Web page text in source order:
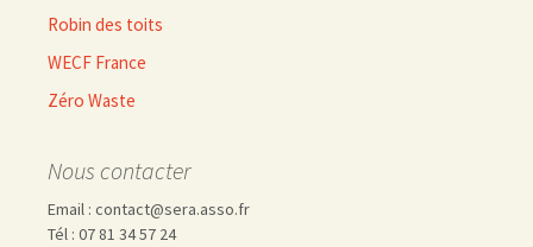
Robin des toits
WECF France
Zéro Waste
Nous contacter
Email : contact@sera.asso.fr
Tél : 07 81 34 57 24